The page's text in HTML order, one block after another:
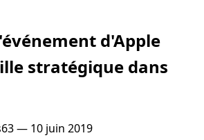
d'Apple
stratégique dans
— 10 juin 2019